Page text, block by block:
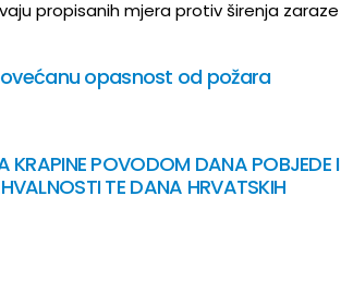
propisanih mjera protiv širenja zaraze
opasnost od požara
KRAPINE POVODOM DANA POBJEDE I
TE DANA HRVATSKIH